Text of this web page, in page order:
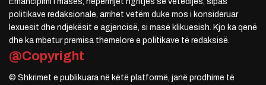
politikave redaksionale, arrihet vetëm duke mos i konsideruar
lexuesit dhe ndjekësit e agjencisë, si masë klikuesish. Kjo ka qenë
dhe ka mbetur premisa themelore e politikave të redaksisë.
@Copyright
© Shkrimet e publikuara në këtë platformë, janë prodhime të